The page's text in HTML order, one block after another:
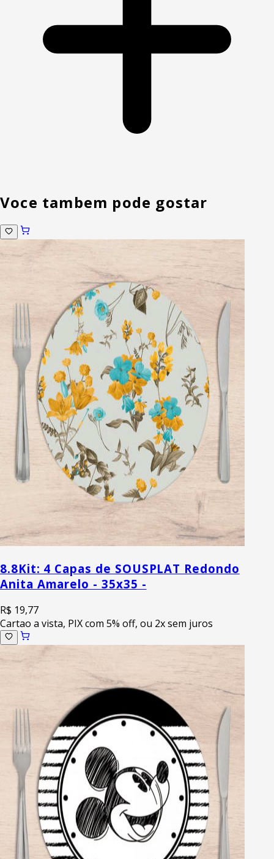
Voce tambem pode gostar
8.8Kit: 4 Capas de SOUSPLAT Redondo
Anita Amarelo - 35x35 -
R$ 19,77
Cartao a vista, PIX com 5% off, ou 2x sem juros